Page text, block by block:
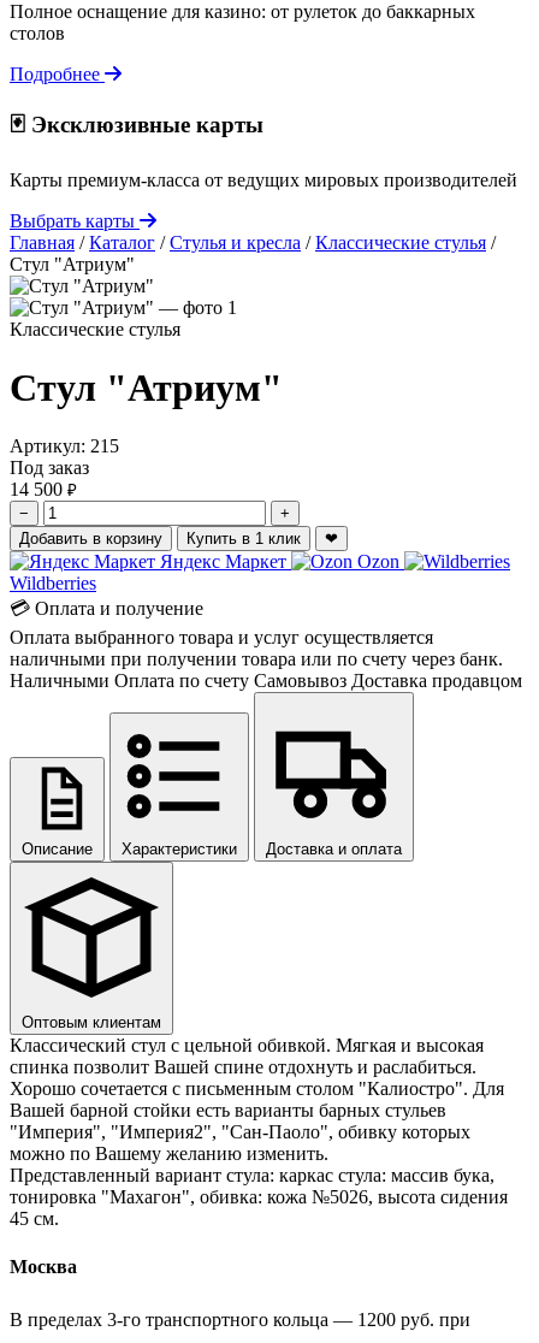
Полное оснащение для казино: от рулеток до баккарных
столов
Подробнее
🃏 Эксклюзивные карты
Карты премиум-класса от ведущих мировых производителей
Выбрать карты
Главная / Каталог / Стулья и кресла / Классические стулья /
Стул "Атриум"
Классические стулья
Стул "Атриум"
Артикул: 215
Под заказ
14 500 ₽
−
+
Добавить в корзину
Купить в 1 клик ❤
Яндекс Маркет
Ozon
Wildberries
💳 Оплата и получение
Оплата выбранного товара и услуг осуществляется
наличными при получении товара или по счету через банк.
Наличными Оплата по счету Самовывоз Доставка продавцом
Описание Характеристики Доставка и оплата
Оптовым клиентам
Классический стул с цельной обивкой. Мягкая и высокая
спинка позволит Вашей спине отдохнуть и раслабиться.
Хорошо сочетается с письменным столом "Калиостро". Для
Вашей барной стойки есть варианты барных стульев
"Империя", "Империя2", "Сан-Паоло", обивку которых
можно по Вашему желанию изменить.
Представленный вариант стула: каркас стула: массив бука,
тонировка "Махагон", обивка: кожа №5026, высота сидения
45 см.
Москва
В пределах 3-го транспортного кольца — 1200 руб. при